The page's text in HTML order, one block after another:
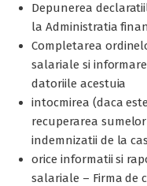
Depunerea
la Administratia
Completarea
salariale si
datoriile acestuia
intocmirea (daca
recuperarea
indemnizatii de la
orice informatii si
salariale – Firma de